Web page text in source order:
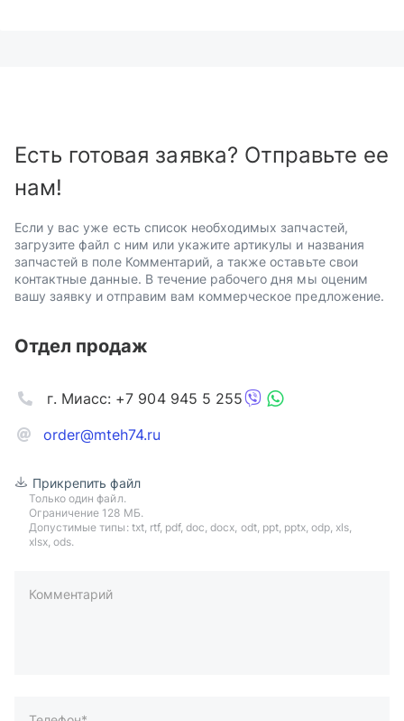
Есть готовая заявка? Отправьте ее
нам!
Если у вас уже есть список необходимых запчастей,
загрузите файл с ним или укажите артикулы и названия
запчастей в поле Комментарий, а также оставьте свои
контактные данные. В течение рабочего дня мы оценим
вашу заявку и отправим вам коммерческое предложение.
Отдел продаж
order@mteh74.ru
г. Миасс: +7 904 945 5 255
Прикрепить файл
Только один файл.
Ограничение 128 МБ.
Допустимые типы: txt, rtf, pdf, doc, docx, odt, ppt, pptx, odp, xls,
xlsx, ods.
Комментарий
пример: 89511234567 или +79511324567